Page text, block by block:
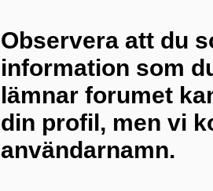
Observera att du
information som
lämnar forumet
din profil, men vi
användarnamn.